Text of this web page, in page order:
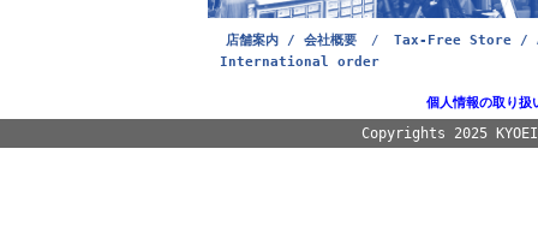
店舗案内 / 会社概要 /
Tax-Free Store /
International order
個人情報の取り扱
Copyrights 2025